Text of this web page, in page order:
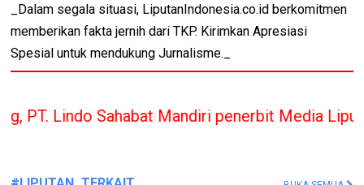
_Dalam segala situasi, LiputanIndonesia.co.id berkomitmen
memberikan fakta jernih dari TKP. Kirimkan Apresiasi
Spesial untuk mendukung Jurnalisme._
Mandiri penerbit Media Liputan